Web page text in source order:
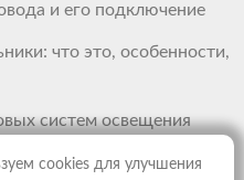
и его подключение
что это, особенности,
систем освещения
cookies для улучшения